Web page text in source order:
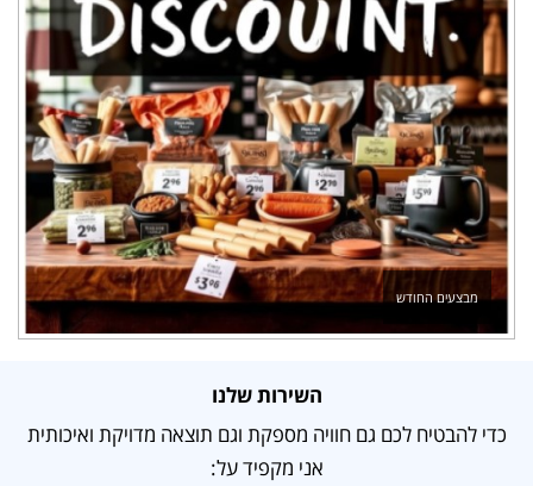
מבצעים החודש
השירות שלנו
כדי להבטיח לכם גם חוויה מספקת וגם תוצאה מדויקת ואיכותית
אני מקפיד על: